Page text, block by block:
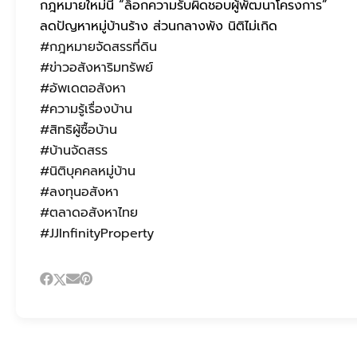
กฎหมายใหม่นี้ “ล็อกความรับผิดชอบผู้พัฒนาโครงการ”
ลดปัญหาหมู่บ้านร้าง ส่วนกลางพัง นิติไม่เกิด
#กฎหมายจัดสรรที่ดิน
#ข่าวอสังหาริมทรัพย์
#อัพเดตอสังหา
#ความรู้เรื่องบ้าน
#สิทธิผู้ซื้อบ้าน
#บ้านจัดสรร
#นิติบุคคลหมู่บ้าน
#ลงทุนอสังหา
#ตลาดอสังหาไทย
#JJInfinityProperty